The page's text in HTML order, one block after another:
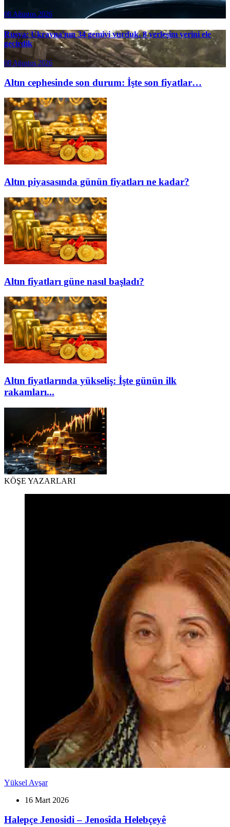
08 Ağustos 2026
Rusya: Ukrayna'nın 34 gemiyi vurduk, 8 yerleşim yerini ele
geçirdik
08 Ağustos 2026
Altın cephesinde son durum: İşte son fiyatlar…
Altın piyasasında günün fiyatları ne kadar?
Altın fiyatları güne nasıl başladı?
Altın fiyatlarında yükseliş: İşte günün ilk
rakamları...
KÖŞE YAZARLARI
Yüksel Avşar
16 Mart 2026
Halepçe Jenosidi – Jenosîda Helebçeyê